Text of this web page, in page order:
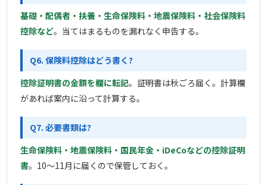
基礎・配偶者・扶養・生命保険料・地震保険料・社会保険料
控除など。当てはまるものを漏れなく申告する。
Q6. 保険料控除はどう書く?
控除証明書の金額を欄に転記。証明書は秋ごろ届く。計算欄
があれば案内に沿って計算する。
Q7. 必要書類は?
生命保険料・地震保険料・国民年金・iDeCoなどの控除証明
書。10〜11月に届くので保管しておく。